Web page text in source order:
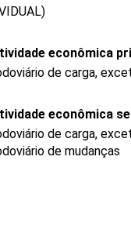
econômica
de carga,
econômica
de carga,
de mudanças